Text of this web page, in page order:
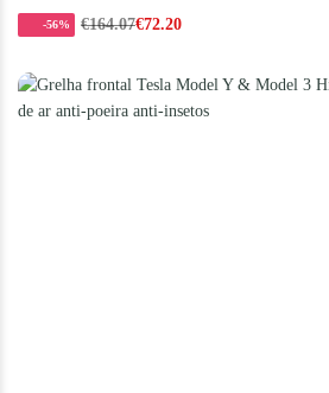
-56% €164.07€72.20